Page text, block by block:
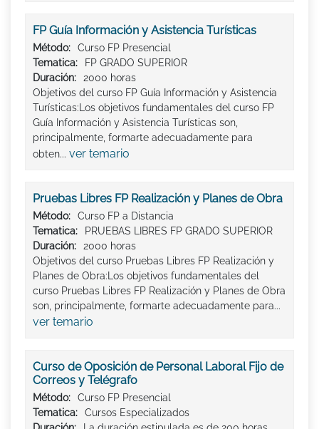
FP Guía Información y Asistencia Turísticas
Método:
Curso FP Presencial
Tematica:
FP GRADO SUPERIOR
Duración:
2000 horas
Objetivos del curso FP Guía Información y Asistencia
Turísticas:Los objetivos fundamentales del curso FP
Guía Información y Asistencia Turísticas son,
principalmente, formarte adecuadamente para
obten... ver temario
Pruebas Libres FP Realización y Planes de Obra
Método:
Curso FP a Distancia
Tematica:
PRUEBAS LIBRES FP GRADO SUPERIOR
Duración:
2000 horas
Objetivos del curso Pruebas Libres FP Realización y
Planes de Obra:Los objetivos fundamentales del
curso Pruebas Libres FP Realización y Planes de Obra
son, principalmente, formarte adecuadamente para...
ver temario
Curso de Oposición de Personal Laboral Fijo de
Correos y Telégrafo
Método:
Curso FP Presencial
Tematica:
Cursos Especializados